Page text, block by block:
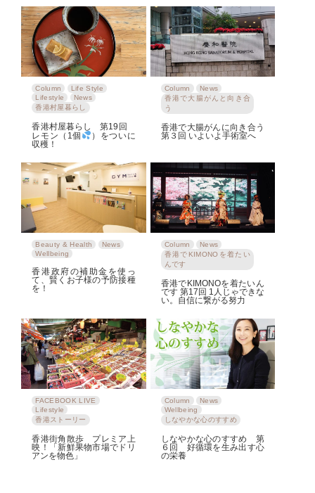
Column
Life Style
Lifestyle
News
香港村屋暮らし
香港村屋暮らし 第19回
レモン（1個
）をついに
収穫！
Column
News
香港で大腸がんと向き合
う
香港で大腸がんに向き合う
第３回 いよいよ手術室へ
Beauty & Health
News
Wellbeing
香港政府の補助金を使っ
て、賢くお子様の予防接種
を！
Column
News
香港でKIMONOを着たい
んです
香港でKIMONOを着たいん
です 第17回 1人じゃできな
い。自信に繋がる努力
FACEBOOK LIVE
Lifestyle
香港ストーリー
香港街角散歩 プレミア上
映！「新鮮果物市場でドリ
アンを物色」
Column
News
Wellbeing
しなやかな心のすすめ
しなやかな心のすすめ 第
６回 好循環を生み出す心
の栄養